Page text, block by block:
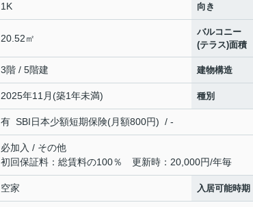
1K 向き
20.52㎡
バルコニー
(テラス)面積
3階 / 5階建 建物構造
2025年11月(築1年未満) 種別
有 SBI日本少額短期保険(月額800円) / -
必加入 / その他
初回保証料：総賃料の100％ 更新時：20,000円/年毎
空家 入居可能時期